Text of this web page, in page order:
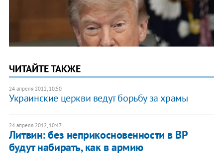
ЧИТАЙТЕ ТАКЖЕ
24 апреля 2012, 10:50
Украинские церкви ведут борьбу за храмы
24 апреля 2012, 10:47
Литвин: без неприкосновенности в ВР
будут набирать, как в армию